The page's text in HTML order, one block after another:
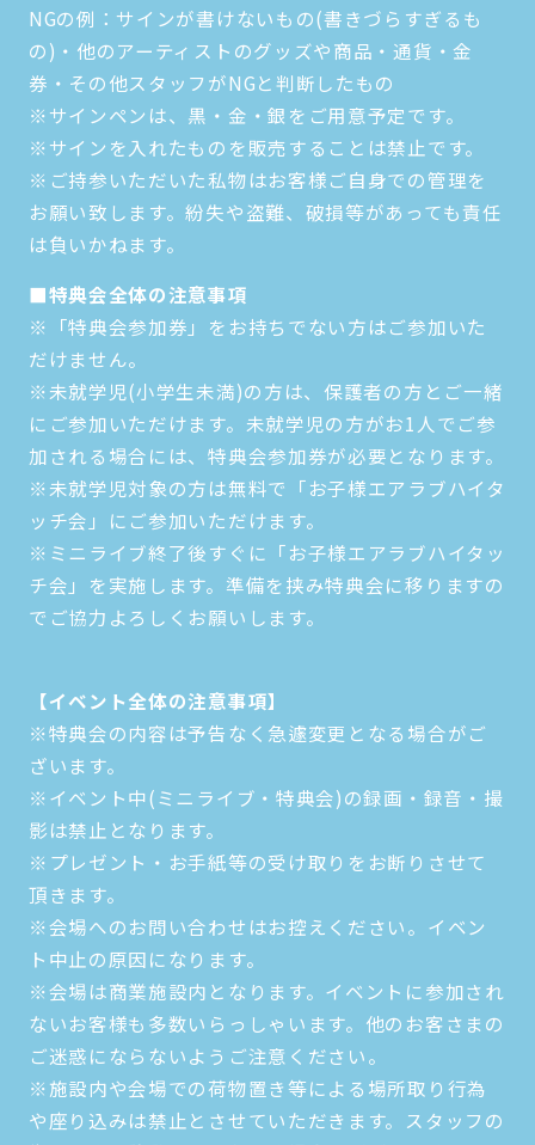
NGの例：サインが書けないもの(書きづらすぎるも
の)・他のアーティストのグッズや商品・通貨・金
券・その他スタッフがNGと判断したもの
※サインペンは、黒・金・銀をご用意予定です。
※サインを入れたものを販売することは禁止です。
※ご持参いただいた私物はお客様ご自身での管理を
お願い致します。紛失や盗難、破損等があっても責任
は負いかねます。
■特典会全体の注意事項
※「特典会参加券」をお持ちでない方はご参加いた
だけません。
※未就学児(小学生未満)の方は、保護者の方とご一緒
にご参加いただけます。未就学児の方がお1人でご参
加される場合には、特典会参加券が必要となります。
※未就学児対象の方は無料で「お子様エアラブハイタ
ッチ会」にご参加いただけます。
※ミニライブ終了後すぐに「お子様エアラブハイタッ
チ会」を実施します。準備を挟み特典会に移りますの
でご協力よろしくお願いします。
【イベント全体の注意事項】
※特典会の内容は予告なく急遽変更となる場合がご
ざいます。
※イベント中(ミニライブ・特典会)の録画・録音・撮
影は禁止となります。
※プレゼント・お手紙等の受け取りをお断りさせて
頂きます。
※会場へのお問い合わせはお控えください。イベン
ト中止の原因になります。
※会場は商業施設内となります。イベントに参加され
ないお客様も多数いらっしゃいます。他のお客さまの
ご迷惑にならないようご注意ください。
※施設内や会場での荷物置き等による場所取り行為
や座り込みは禁止とさせていただきます。スタッフの